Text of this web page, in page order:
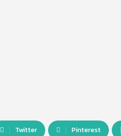
Twitter Pinterest